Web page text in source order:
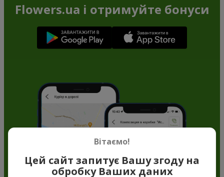
Flowers.ua і отримуйте бонуси
Вітаємо!
Цей сайт запитує Вашу згоду на
обробку Ваших даних